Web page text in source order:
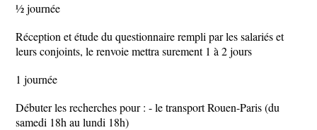
½ journée
Réception et étude du questionnaire rempli par les salariés et
leurs conjoints, le renvoie mettra surement 1 à 2 jours
1 journée
Débuter les recherches pour : - le transport Rouen-Paris (du
samedi 18h au lundi 18h)